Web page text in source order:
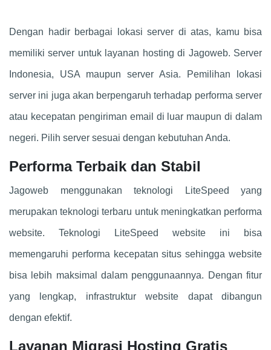
Dengan hadir berbagai lokasi server di atas, kamu bisa
memiliki server untuk layanan hosting di Jagoweb. Server
Indonesia, USA maupun server Asia. Pemilihan lokasi
server ini juga akan berpengaruh terhadap performa server
atau kecepatan pengiriman email di luar maupun di dalam
negeri. Pilih server sesuai dengan kebutuhan Anda.
Performa Terbaik dan Stabil
Jagoweb menggunakan teknologi LiteSpeed yang
merupakan teknologi terbaru untuk meningkatkan performa
website. Teknologi LiteSpeed website ini bisa
memengaruhi performa kecepatan situs sehingga website
bisa lebih maksimal dalam penggunaannya. Dengan fitur
yang lengkap, infrastruktur website dapat dibangun
dengan efektif.
Layanan Migrasi Hosting Gratis